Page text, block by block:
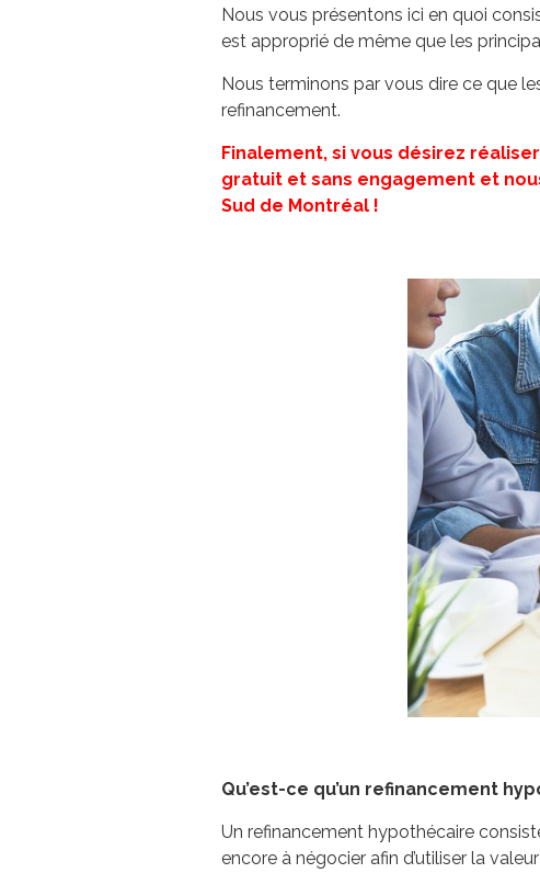
Nous vous présentons ici en quoi
est approprié de même que les
Nous terminons par vous dire ce que
refinancement.
Finalement, si vous désirez
gratuit et sans engagement et
Sud de Montréal !
Qu’est-ce qu’un refinancement
Un refinancement hypothécaire
encore à négocier afin d’utiliser la